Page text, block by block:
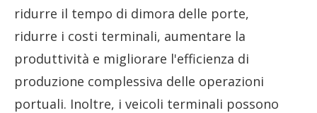
ridurre il tempo di dimora delle porte,
ridurre i costi terminali, aumentare la
produttività e migliorare l'efficienza di
produzione complessiva delle operazioni
portuali. Inoltre, i veicoli terminali possono